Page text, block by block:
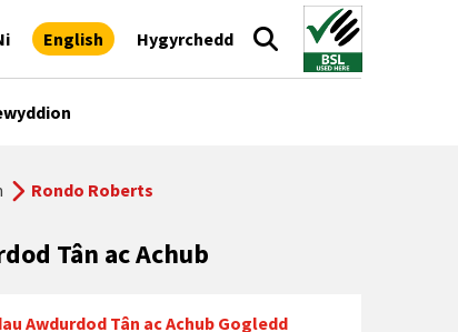
English Hygyrchedd
Rondo Roberts
Tân ac Achub
Awdurdod Tân ac Achub Gogledd